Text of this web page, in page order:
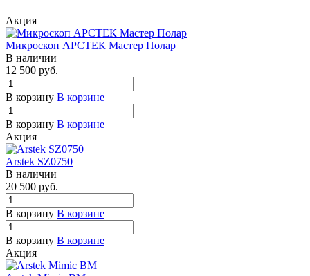
Акция
Микроскоп АРСТЕК Мастер Полар
В наличии
12 500 руб.
В корзину В корзине
В корзину В корзине
Акция
Arstek SZ0750
В наличии
20 500 руб.
В корзину В корзине
В корзину В корзине
Акция